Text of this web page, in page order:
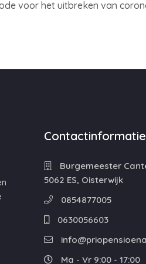
voor het uitbreken van
Contactinformatie
Burgemeester
5062 ES, Oisterwijk
0854877005
0630056603
Ma - Vr 9:00 - 17:00